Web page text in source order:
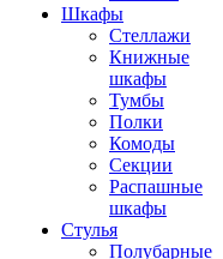
Шкафы
Стеллажи
Книжные
шкафы
Тумбы
Полки
Комоды
Секции
Распашные
шкафы
Стулья
Полубарные